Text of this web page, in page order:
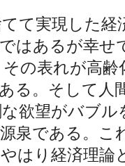
て実現した経
はあるが幸せ
の表れが高齢
る。そして人
欲望がバブル
泉である。こ
はり経済理論